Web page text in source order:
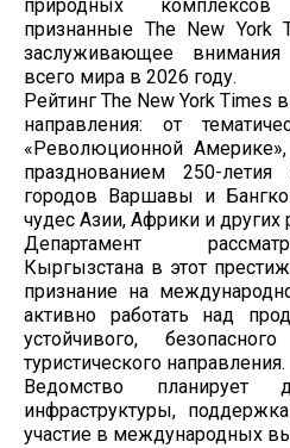
природных
признанные The New York
заслуживающее
всего мира в 2026 году.
Рейтинг The New York Times
направления: от
«Революционной
празднованием 250-
городов Варшавы и
чудес Азии, Африки и других
Департамент
Кыргызстана в этот
признание на
активно работать над
устойчивого,
туристического направления.
Ведомство планирует
инфраструктуры,
участие в международных